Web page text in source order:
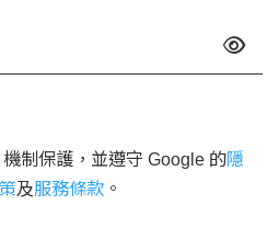
制保護，並遵守 Google 的隱
及服務條款 。